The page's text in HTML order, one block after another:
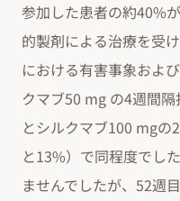
参加した患者の約40%
的製剤による治療を受
における有害事象およ
クマブ50 mg の4週間隔
とシルクマブ100 mgの
と13%）で同程度でし
ませんでしたが、52週